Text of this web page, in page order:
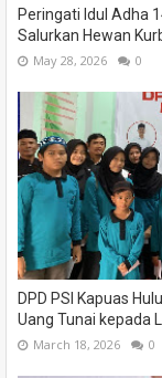
Peringati Idul Adha
Salurkan Hewan
May 28, 2026 0
DPD PSI Kapuas
Uang Tunai kepada
March 18, 2026 0